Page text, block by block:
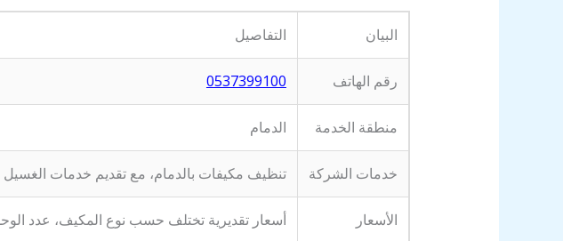
البيان التفاصيل
رقم الهاتف 0537399100
منطقة الخدمة الدمام
خدمات الشركة تنظيف مكيفات بالدمام، مع تقديم خدمات الغسيل
الأسعار أسعار تقديرية تختلف حسب نوع المكيف، عدد